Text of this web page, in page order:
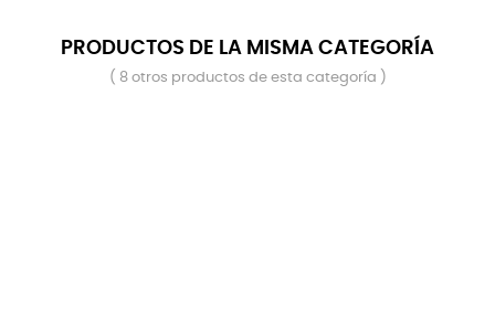
PRODUCTOS DE LA MISMA CATEGORÍA
( 8 otros productos de esta categoría )